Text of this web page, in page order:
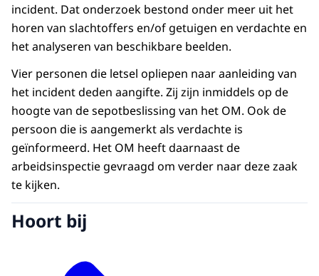
incident. Dat onderzoek bestond onder meer uit het
horen van slachtoffers en/of getuigen en verdachte en
het analyseren van beschikbare beelden.
Vier personen die letsel opliepen naar aanleiding van
het incident deden aangifte. Zij zijn inmiddels op de
hoogte van de sepotbeslissing van het OM. Ook de
persoon die is aangemerkt als verdachte is
geïnformeerd. Het OM heeft daarnaast de
arbeidsinspectie gevraagd om verder naar deze zaak
te kijken.
Hoort bij